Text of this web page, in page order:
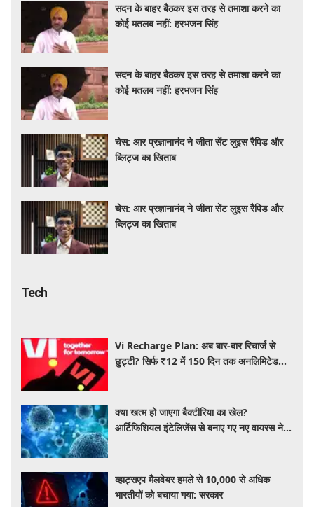
सदन के बाहर बैठकर इस तरह से तमाशा करने का
कोई मतलब नहीं: हरभजन सिंह
सदन के बाहर बैठकर इस तरह से तमाशा करने का
कोई मतलब नहीं: हरभजन सिंह
चेस: आर प्रज्ञानानंद ने जीता सेंट लुइस रैपिड और
ब्लिट्ज का खिताब
चेस: आर प्रज्ञानानंद ने जीता सेंट लुइस रैपिड और
ब्लिट्ज का खिताब
Tech
Vi Recharge Plan: अब बार-बार रिचार्ज से
छुट्टी? सिर्फ ₹12 में 150 दिन तक अनलिमिटेड
क्या खत्म हो जाएगा बैक्टीरिया का खेल?
आर्टिफिशियल इंटेलिजेंस से बनाए गए नए वायरस ने
व्हाट्सएप मैलवेयर हमले से 10,000 से अधिक
भारतीयों को बचाया गया: सरकार